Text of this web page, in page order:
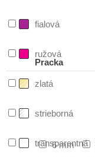
fialová
ružová
zlatá
strieborná
transparentná
6 mm
Pracka